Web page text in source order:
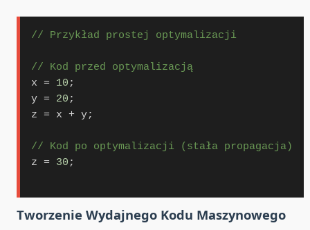
Tworzenie Wydajnego Kodu Maszynowego
// Przykład prostej optymalizacji
// Kod przed optymalizacją
x = 10 ;
y = 20 ;
z = x + y;
// Kod po optymalizacji (stała propagacja)
z = 30 ;